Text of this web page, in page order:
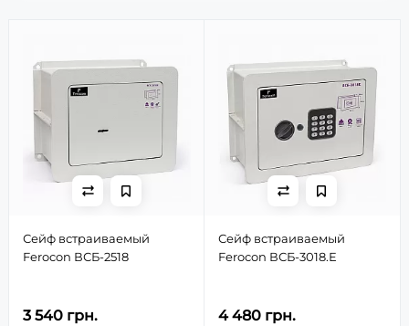
Сейф встраиваемый
Ferocon ВСБ-2518
3 540 грн.
Сейф встраиваемый
Ferocon ВСБ-3018.Е
4 480 грн.